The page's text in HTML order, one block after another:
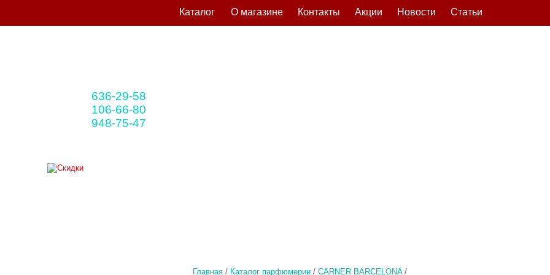
Главная / Каталог парфюмерии / CARNER BARCELONA /
636-29-58
106-66-80
948-75-47
Статьи
Новости
Акции
Контакты
О магазине
Каталог